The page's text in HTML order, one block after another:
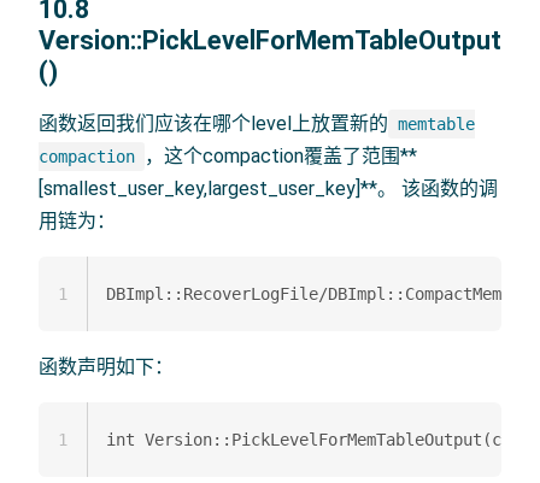
10.8
Version::PickLevelForMemTableOutput
()
函数返回我们应该在哪个level上放置新的 memtable
compaction
，这个compaction覆盖了范围**
[smallest_user_key,largest_user_key]**。 该函数的调
用链为：
1
函数声明如下：
1